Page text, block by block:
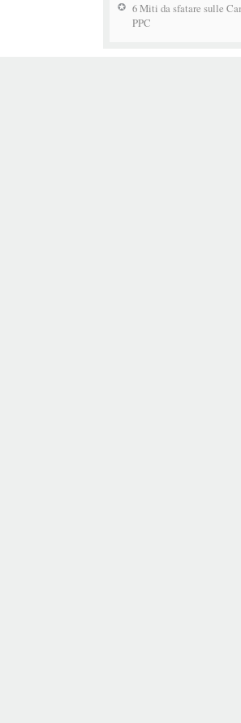
6 Miti da sfatare sulle
PPC